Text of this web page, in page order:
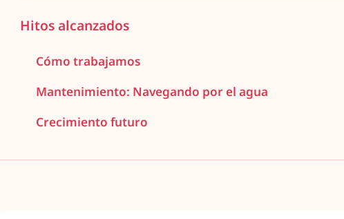
Hitos alcanzados
Cómo trabajamos
Mantenimiento: Navegando por el agua
Crecimiento futuro